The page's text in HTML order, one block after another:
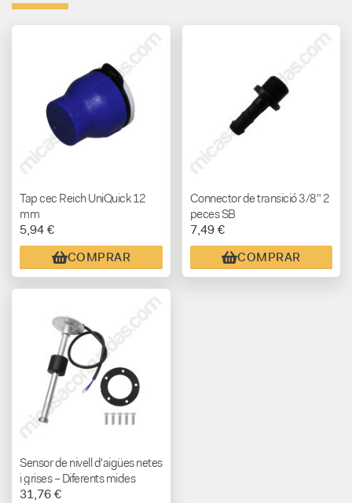
Tap cec Reich UniQuick 12
mm
5,94 €
COMPRAR
Connector de transició 3/8" 2
peces SB
7,49 €
COMPRAR
Sensor de nivell d'aigües netes
i grises – Diferents mides
31,76 €